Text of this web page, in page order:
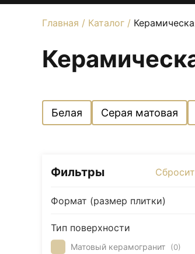
Главная / Каталог /
Белая Серая матовая
Фильтры
Формат (размер плитки)
Тип поверхности
Матовый керамогранит (0)
Керамогранит Утолщенный
100*100
Керамогранит под Мрамор
Белый керамогранит
Керамогранит коричневый
Серый керамогранит